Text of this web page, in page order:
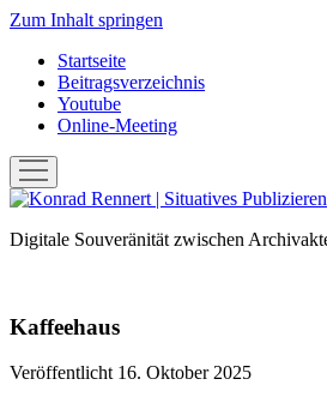
Zum Inhalt springen
Startseite
Beitragsverzeichnis
Youtube
Online-Meeting
Menü
öffnen
Konrad
|Digitale Souveränität zwischen
Kaffeehaus
Veröffentlicht 16. Oktober 2025